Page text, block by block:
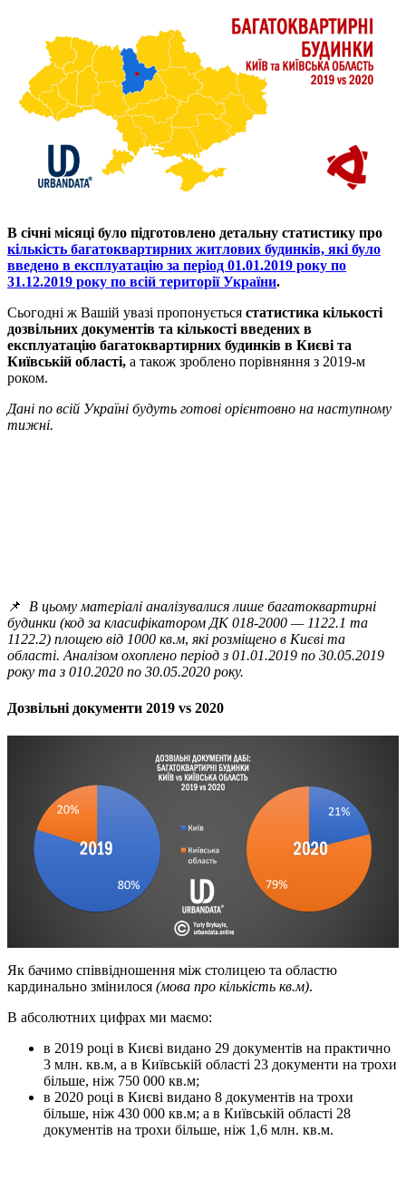
В січні місяці було підготовлено детальну статистику про
кількість багатоквартирних житлових будинків, які було
введено в експлуатацію за період 01.01.2019 року по
31.12.2019 року по всій території України.
Сьогодні ж Вашій увазі пропонується статистика кількості
дозвільних документів та кількості введених в
експлуатацію багатоквартирних будинків в Києві та
Київській області, а також зроблено порівняння з 2019-м
роком.
Дані по всій Україні будуть готові орієнтовно на наступному
тижні.
📌
В цьому матеріалі аналізувалися лише багатоквартирні
будинки (код за класифікатором ДК 018-2000 — 1122.1 та
1122.2) площею від 1000 кв.м, які розміщено в Києві та
області. Аналізом охоплено період з 01.01.2019 по 30.05.2019
року та з 010.2020 по 30.05.2020 року.
Дозвільні документи 2019 vs 2020
Як бачимо співвідношення між столицею та областю
кардинально змінилося (мова про кількість кв.м).
В абсолютних цифрах ми маємо:
в 2019 році в Києві видано 29 документів на практично
3 млн. кв.м, а в Київській області 23 документи на трохи
більше, ніж 750 000 кв.м;
в 2020 році в Києві видано 8 документів на трохи
більше, ніж 430 000 кв.м; а в Київській області 28
документів на трохи більше, ніж 1,6 млн. кв.м.